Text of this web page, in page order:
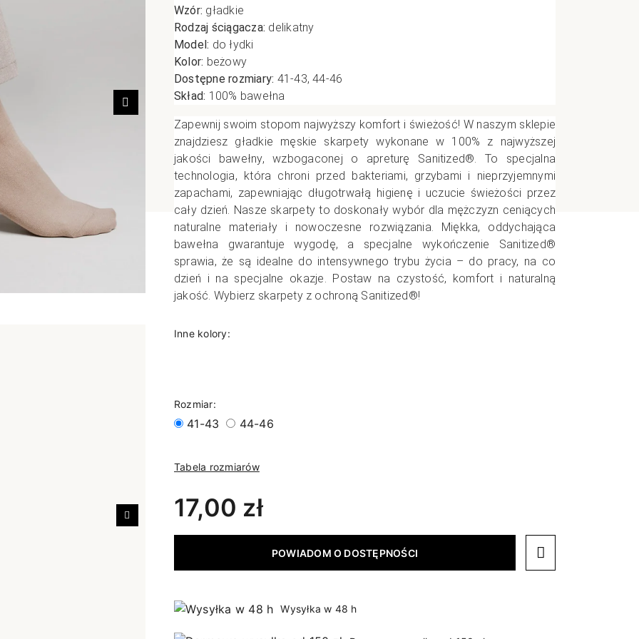
NOWOŚCI OPAKOWANIA
Antypoślizgowe
Do spania
Rozmiar XL
Jednokolorowe
NOWOŚCI
Następny
Następny
Wzór: gładkie
Rodzaj ściągacza: delikatny
Model: do łydki
Kolor: beżowy
Dostępne rozmiary: 41-43, 44-46
Skład: 100% bawełna
Zapewnij swoim stopom najwyższy komfort i świeżość! W naszym sklepie
znajdziesz gładkie męskie skarpety wykonane w 100% z najwyższej
jakości bawełny, wzbogaconej o apreturę Sanitized®. To specjalna
technologia, która chroni przed bakteriami, grzybami i nieprzyjemnymi
zapachami, zapewniając długotrwałą higienę i uczucie świeżości przez
cały dzień. Nasze skarpety to doskonały wybór dla mężczyzn ceniących
naturalne materiały i nowoczesne rozwiązania. Miękka, oddychająca
bawełna gwarantuje wygodę, a specjalne wykończenie Sanitized®
sprawia, że są idealne do intensywnego trybu życia – do pracy, na co
dzień i na specjalne okazje. Postaw na czystość, komfort i naturalną
jakość. Wybierz skarpety z ochroną Sanitized®!
Inne kolory:
Rozmiar:
41-43 44-46
Tabela rozmiarów
17,00 zł
POWIADOM O DOSTĘPNOŚCI
Wysyłka w 48 h